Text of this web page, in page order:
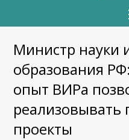
Министр науки
образования
опыт ВИРа
проекты